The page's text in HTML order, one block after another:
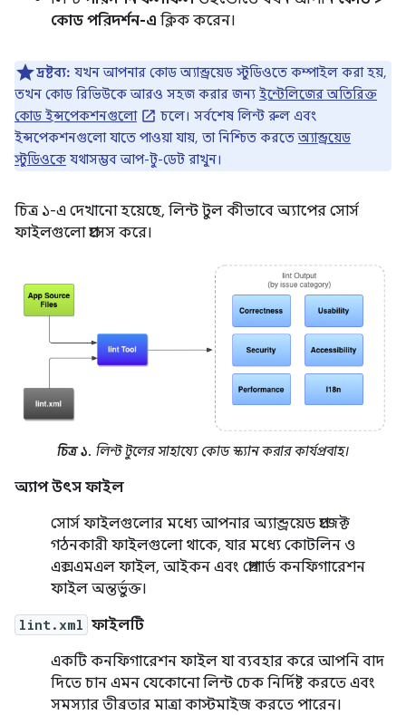
কোড পরিদর্শন-এ ক্লিক করেন।
দ্রষ্টব্য: যখন আপনার কোড অ্যান্ড্রয়েড স্টুডিওতে কম্পাইল করা হয়,
তখন কোড রিভিউকে আরও সহজ করার জন্য ইন্টেলিজের অতিরিক্ত
কোড ইন্সপেকশনগুলো
চলে। সর্বশেষ লিন্ট রুল এবং
ইন্সপেকশনগুলো যাতে পাওয়া যায়, তা নিশ্চিত করতেঅ্যান্ড্রয়েড
স্টুডিওকে যথাসম্ভব আপ-টু-ডেট রাখুন।
চিত্র ১-এ দেখানো হয়েছে, লিন্ট টুল কীভাবে অ্যাপের সোর্স
ফাইলগুলো প্রসেস করে।
চিত্র ১. লিন্ট টুলের সাহায্যে কোড স্ক্যান করার কার্যপ্রবাহ।
অ্যাপ উৎস ফাইল
সোর্স ফাইলগুলোর মধ্যে আপনার অ্যান্ড্রয়েড প্রজেক্ট
গঠনকারী ফাইলগুলো থাকে, যার মধ্যে কোটলিন ও
এক্সএমএল ফাইল, আইকন এবং প্রোগার্ড কনফিগারেশন
ফাইল অন্তর্ভুক্ত।
lint.xml ফাইলটি
একটি কনফিগারেশন ফাইল যা ব্যবহার করে আপনি বাদ
দিতে চান এমন যেকোনো লিন্ট চেক নির্দিষ্ট করতে এবং
সমস্যার তীব্রতার মাত্রা কাস্টমাইজ করতে পারেন।